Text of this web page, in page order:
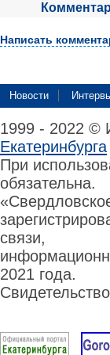
Написать
Новости
1999 - 2022 ©
Екатеринбурга
При
обязательна.
связи,
2021 года.